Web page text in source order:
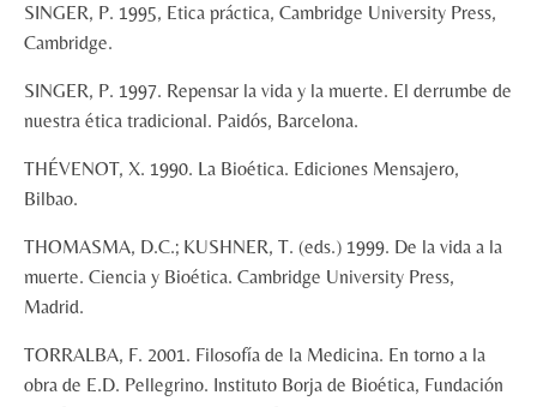
SINGER, P. 1995, Etica práctica, Cambridge University Press,
Cambridge.
SINGER, P. 1997. Repensar la vida y la muerte. El derrumbe de
nuestra ética tradicional. Paidós, Barcelona.
THÉVENOT, X. 1990. La Bioética. Ediciones Mensajero,
Bilbao.
THOMASMA, D.C.; KUSHNER, T. (eds.) 1999. De la vida a la
muerte. Ciencia y Bioética. Cambridge University Press,
Madrid.
TORRALBA, F. 2001. Filosofía de la Medicina. En torno a la
obra de E.D. Pellegrino. Instituto Borja de Bioética, Fundación